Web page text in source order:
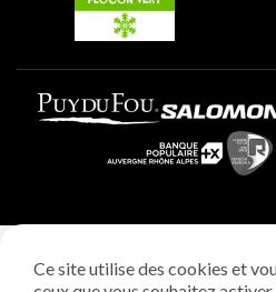
Ce site utilise des cookies et